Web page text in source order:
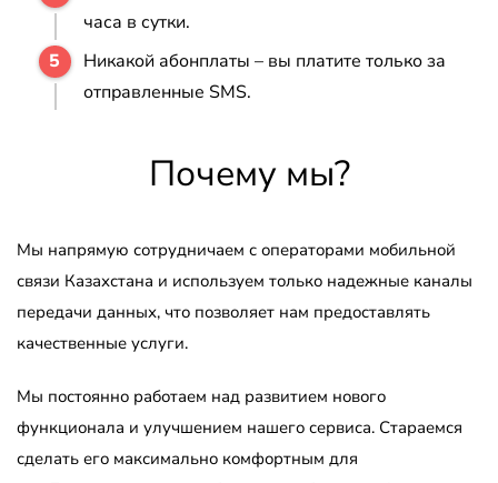
часа в сутки.
Никакой абонплаты – вы платите только за
отправленные SMS.
Почему мы?
Мы напрямую сотрудничаем с операторами мобильной
связи Казахстана и используем только надежные каналы
передачи данных, что позволяет нам предоставлять
качественные услуги.
Мы постоянно работаем над развитием нового
функционала и улучшением нашего сервиса. Стараемся
сделать его максимально комфортным для